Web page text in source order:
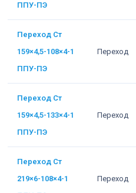
ППУ-ПЭ
Переход Ст
159×4,5-108×4-1
ППУ-ПЭ
Переход
Переход Ст
159×4,5-133×4-1
ППУ-ПЭ
Переход
Переход Ст
219×6-108×4-1
Переход